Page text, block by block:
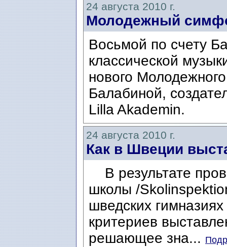
24 августа 2010 г.
Молодежный
Восьмой по счету
классической
нового
Балабиной,
Lilla Akademin.
24 августа 2010 г.
Как в Швеции
В результате
школы /
шведских
критериев
решающее зна...